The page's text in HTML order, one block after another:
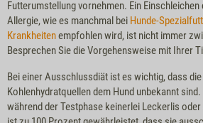
Futterumstellung vornehmen. Ein
Allergie, wie es manchmal bei Hunde-
Krankheitenempfohlen wird, ist nicht immer
Besprechen Sie die Vorgehensweise mit Ihrer
Bei einer Ausschlussdiät ist es wichtig, dass
Kohlenhydratquellen dem Hund unbekannt
während der Testphase keinerlei Leckerlis